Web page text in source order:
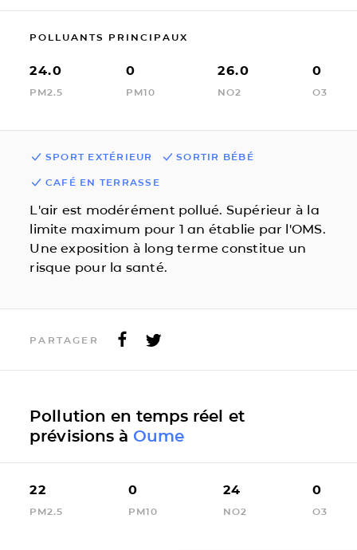
POLLUANTS PRINCIPAUX
24.0
PM2.5
0
PM10
26.0
NO2
0
O3
SPORT EXTÉRIEUR SORTIR BÉBÉ
CAFÉ EN TERRASSE
L'air est modérément pollué. Supérieur à la
limite maximum pour 1 an établie par l'OMS.
Une exposition à long terme constitue un
risque pour la santé.
PARTAGER
Pollution en temps réel et
prévisions à Oume
22
PM2.5
0
PM10
24
NO2
0
O3